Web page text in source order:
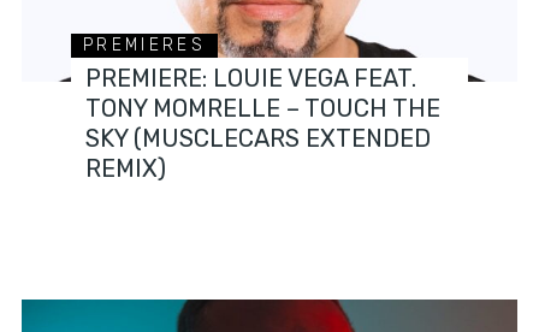
PREMIERES
PREMIERE: LOUIE VEGA FEAT.
TONY MOMRELLE – TOUCH THE
SKY (MUSCLECARS EXTENDED
REMIX)